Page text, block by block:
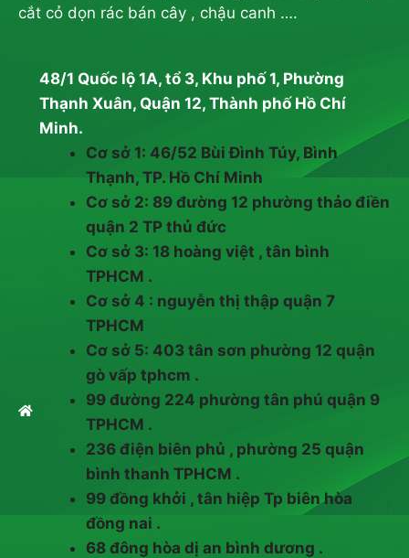
cắt cỏ dọn rác bán cây , chậu canh ….
48/1 Quốc lộ 1A, tổ 3, Khu phố 1, Phường
Thạnh Xuân, Quận 12, Thành phố Hồ Chí
Minh.
Cơ sở 1: 46/52 Bùi Đình Túy, Bình
Thạnh, TP. Hồ Chí Minh
Cơ sở 2: 89 đường 12 phường thảo điền
quận 2 TP thủ đức
Cơ sở 3: 18 hoàng việt , tân bình
TPHCM .
Cơ sở 4 : nguyễn thị thập quận 7
TPHCM
Cơ sở 5: 403 tân sơn phường 12 quận
gò vấp tphcm .
99 đường 224 phường tân phú quận 9
TPHCM .
236 điện biên phủ , phường 25 quận
bình thanh TPHCM .
99 đồng khởi , tân hiệp Tp biên hòa
đồng nai .
68 đông hòa dị an bình dương .